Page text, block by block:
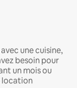
une cuisine,
besoin pour
un mois ou
location